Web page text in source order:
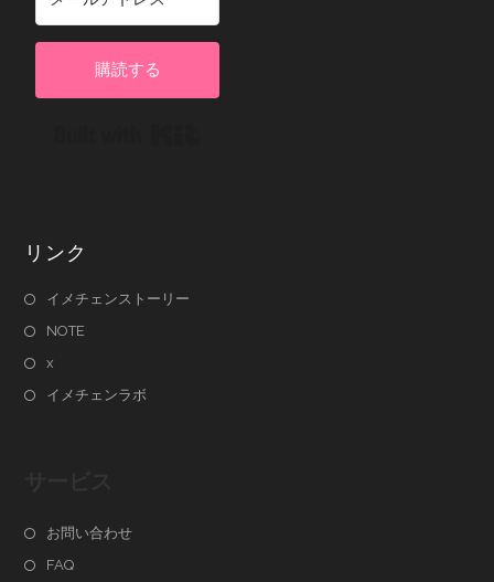
購読する
リンク
イメチェンストーリー
NOTE
x
イメチェンラボ
お問い合わせ
FAQ